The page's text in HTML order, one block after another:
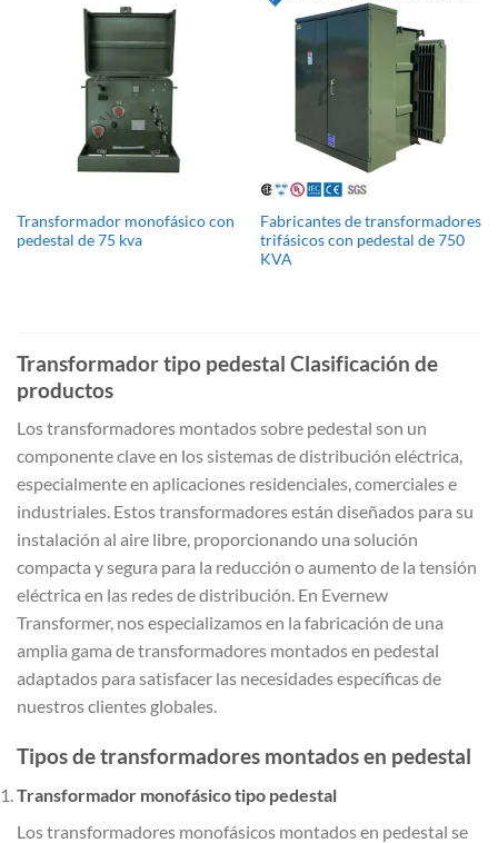
Transformador monofásico con
pedestal de 75 kva
Fabricantes de transformadores
trifásicos con pedestal de 750
KVA
Transformador tipo pedestal Clasificación de
productos
Los transformadores montados sobre pedestal son un
componente clave en los sistemas de distribución eléctrica,
especialmente en aplicaciones residenciales, comerciales e
industriales. Estos transformadores están diseñados para su
instalación al aire libre, proporcionando una solución
compacta y segura para la reducción o aumento de la tensión
eléctrica en las redes de distribución. En Evernew
Transformer, nos especializamos en la fabricación de una
amplia gama de transformadores montados en pedestal
adaptados para satisfacer las necesidades específicas de
nuestros clientes globales.
Tipos de transformadores montados en pedestal
Transformador monofásico tipo pedestal
Los transformadores monofásicos montados en pedestal se